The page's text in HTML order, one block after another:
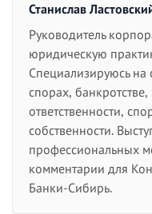
Станислав
Руководитель
юридическую
Специализируюсь
спорах,
ответственности,
собственности.
профессиональных
комментарии для
Банки-Сибирь.